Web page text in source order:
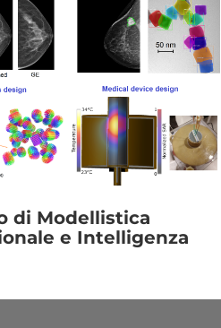
di Modellistica
e Intelligenza